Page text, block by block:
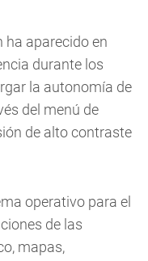
aparecido en
durante los
la autonomía de
del menú de
de alto contraste
operativo para el
de las
mapas,